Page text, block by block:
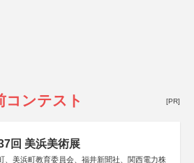
コンテスト [PR]
回 美浜美術展
、美浜町教育委員会、福井新聞社、関西電力株